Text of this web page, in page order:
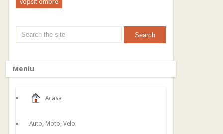
vopsit ombre
Meniu
Acasa
Auto, Moto, Velo